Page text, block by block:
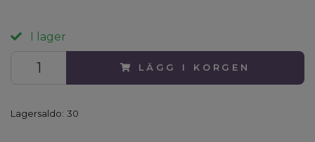
I lager
LÄGG I KORGEN
Lagersaldo: 30